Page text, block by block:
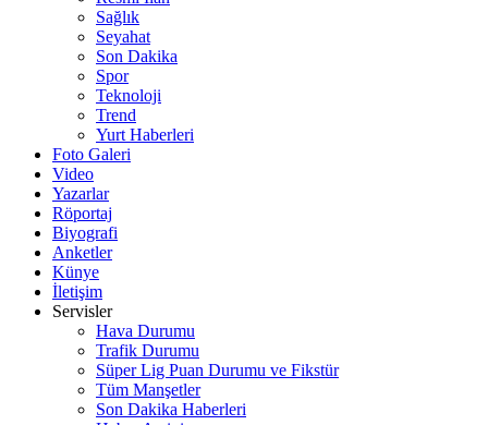
Sağlık
Seyahat
Son Dakika
Spor
Teknoloji
Trend
Yurt Haberleri
Foto Galeri
Video
Yazarlar
Röportaj
Biyografi
Anketler
Künye
İletişim
Servisler
Hava Durumu
Trafik Durumu
Süper Lig Puan Durumu ve Fikstür
Tüm Manşetler
Son Dakika Haberleri